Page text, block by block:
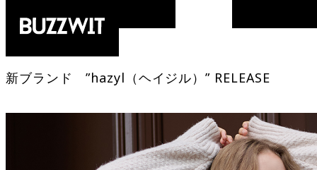
2025.10.30
新ブランド ”hazyl（ヘイジル）” RELEASE